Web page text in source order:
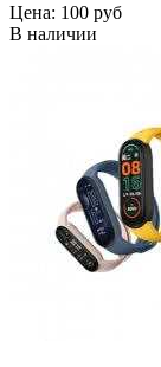
Цена: 100 руб
В наличии